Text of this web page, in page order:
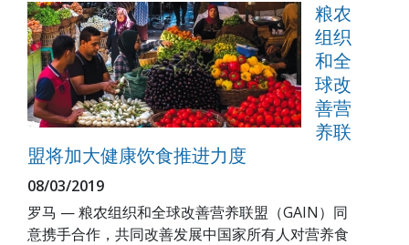
粮农
组织
和全
球改
善营
养联
盟将加大健康饮食推进力度
08/03/2019
罗马 — 粮农组织和全球改善营养联盟（GAIN）同
意携手合作，共同改善发展中国家所有人对营养食